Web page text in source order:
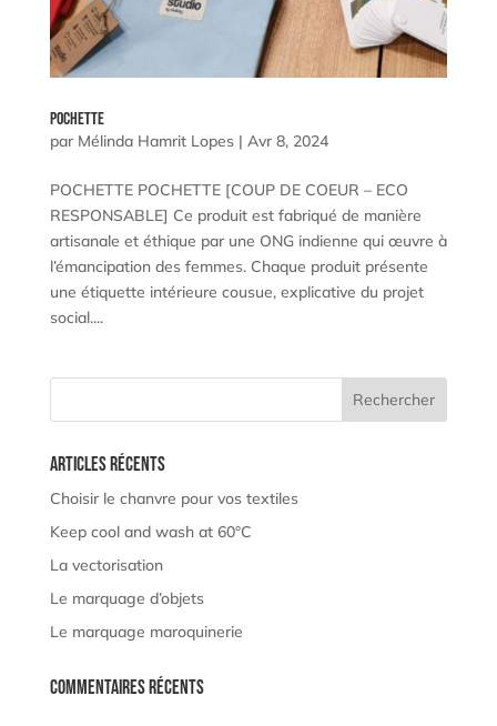
Pochette
par Mélinda Hamrit Lopes| Avr 8, 2024
POCHETTE POCHETTE [COUP DE COEUR – ECO
RESPONSABLE] Ce produit est fabriqué de manière
artisanale et éthique par une ONG indienne qui œuvre à
l’émancipation des femmes. Chaque produit présente
une étiquette intérieure cousue, explicative du projet
social....
Articles récents
Choisir le chanvre pour vos textiles
Keep cool and wash at 60°C
La vectorisation
Le marquage d’objets
Le marquage maroquinerie
Commentaires récents